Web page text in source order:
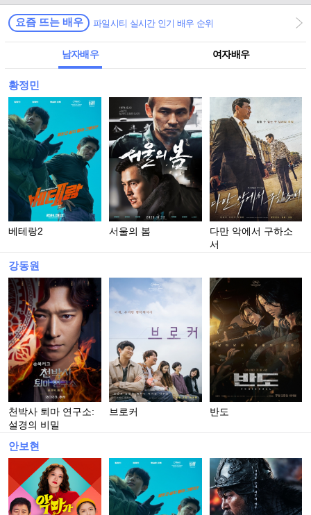
요즘 뜨는 배우 파일시티 실시간 인기 배우 순위
남자배우 여자배우
황정민
베테랑2 서울의 봄
다만 악에서 구하소
서
강동원
천박사 퇴마 연구소:
설경의 비밀
브로커 반도
안보현